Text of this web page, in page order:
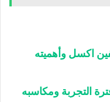
اكسل وأهميته
التجربة ومكاسبه